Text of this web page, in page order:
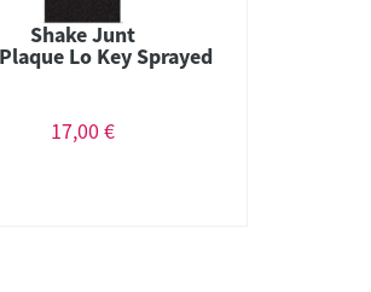
Shake Junt
Lo Key Sprayed
17,00 €